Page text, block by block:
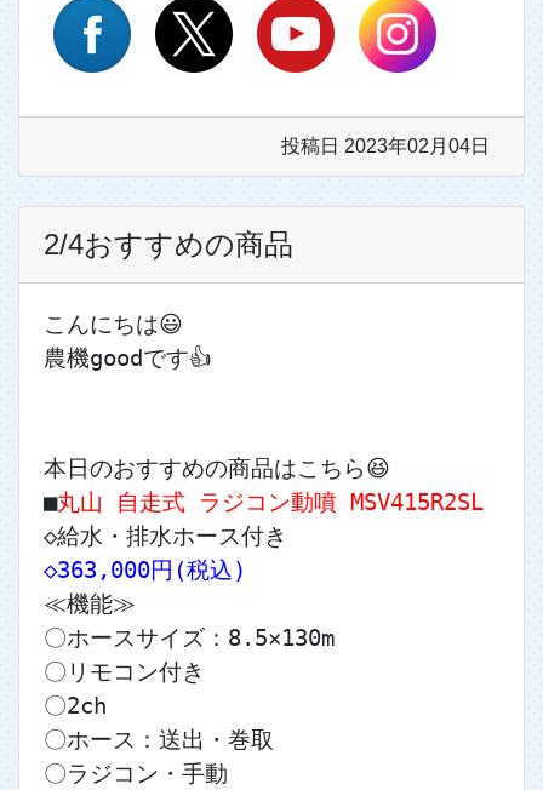
投稿日 2023年02月04日
2/4おすすめの商品
こんにちは😃
農機goodです👍
本日のおすすめの商品はこちら😆
■丸山 自走式 ラジコン動噴 MSV415R2SL
◇給水・排水ホース付き
◇363,000円(税込)
≪機能≫
〇ホースサイズ：8.5×130m
〇リモコン付き
〇2ch
〇ホース：送出・巻取
〇ラジコン・手動